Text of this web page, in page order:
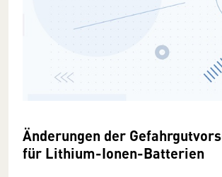
Änderungen der
für Lithium-Ionen-Batterien